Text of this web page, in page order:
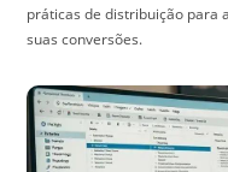
práticas de distribuição para
suas conversões.